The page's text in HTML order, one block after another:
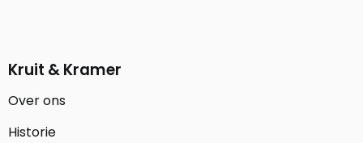
Kruit & Kramer
Over ons
Historie